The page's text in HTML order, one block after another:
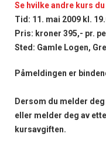
Se hvilke andre kurs
Tid: 11. mai 2009 kl.
Pris: kroner 395,- pr.
Sted: Gamle Logen,
Påmeldingen er
Dersom du melder
eller melder deg av
kursavgiften.